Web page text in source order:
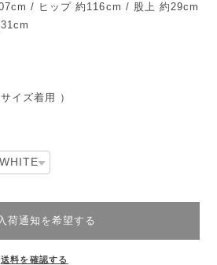
/ ヒップ 約116cm / 股上 約29cm
イズ着用 ）
荷通知を希望する
送料を確認する